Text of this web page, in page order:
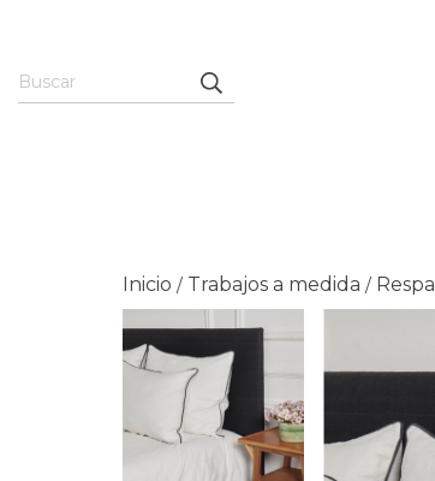
Inicio / Trabajos a medida /